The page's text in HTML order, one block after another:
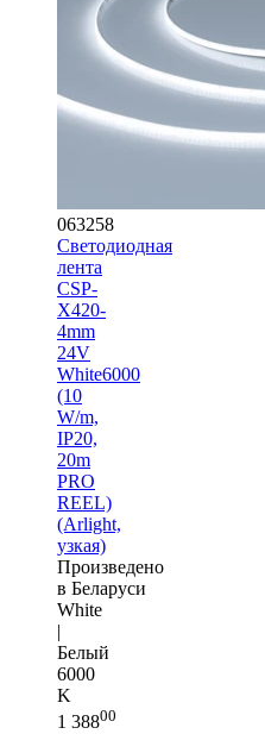
063258
Светодиодная
лента
CSP-
X420-
4mm
24V
White6000
(10
W/m,
IP20,
20m
PRO
REEL)
(Arlight,
узкая)
Произведено
в Беларуси
White
|
Белый
6000
K
1 38800